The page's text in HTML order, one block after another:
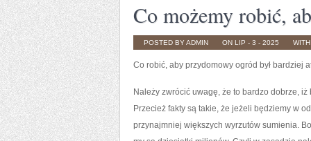
Co możemy robić,
POSTED BY ADMIN ON LIP - 3 - 2025 WITH
Co robić, aby przydomowy ogród był bardziej
Należy zwrócić uwagę, że to bardzo dobrze,
Przecież fakty są takie, że jeżeli będziemy w
przynajmniej większych wyrzutów sumienia.